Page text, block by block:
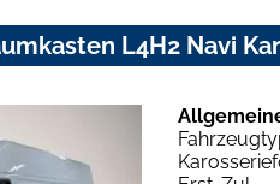
L4H2 Navi